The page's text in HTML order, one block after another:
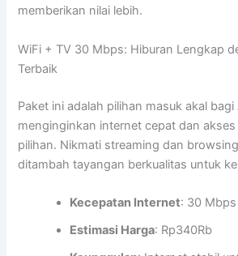
memberikan nilai lebih.
WiFi + TV 30 Mbps: Hiburan Lengkap
Terbaik
Paket ini adalah pilihan masuk akal
menginginkan internet cepat dan
pilihan. Nikmati streaming dan
ditambah tayangan berkualitas untuk
Kecepatan Internet: 30 Mbps
Estimasi Harga: Rp340Rb